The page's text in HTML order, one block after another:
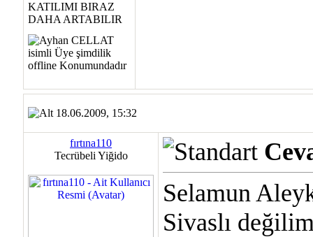
18.06.2009, 15:32
fırtına110
Tecrübeli Yiğido
Selamun
Sivaslı